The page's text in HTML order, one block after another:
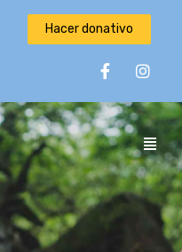
Hacer donativo